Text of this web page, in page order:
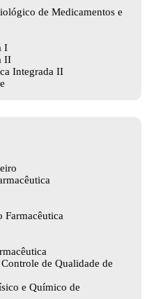
de Medicamentos e
I
II
Integrada II
Farmacêutica
de Qualidade de
e Químico de